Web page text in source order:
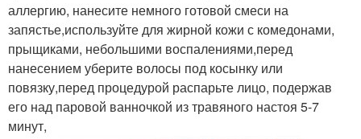
аллергию, нанесите немного готовой смеси на
запястье,используйте для жирной кожи с комедонами,
прыщиками, небольшими воспалениями,перед
нанесением уберите волосы под косынку или
повязку,перед процедурой распарьте лицо, подержав
его над паровой ванночкой из травяного настоя 5-7
минут,